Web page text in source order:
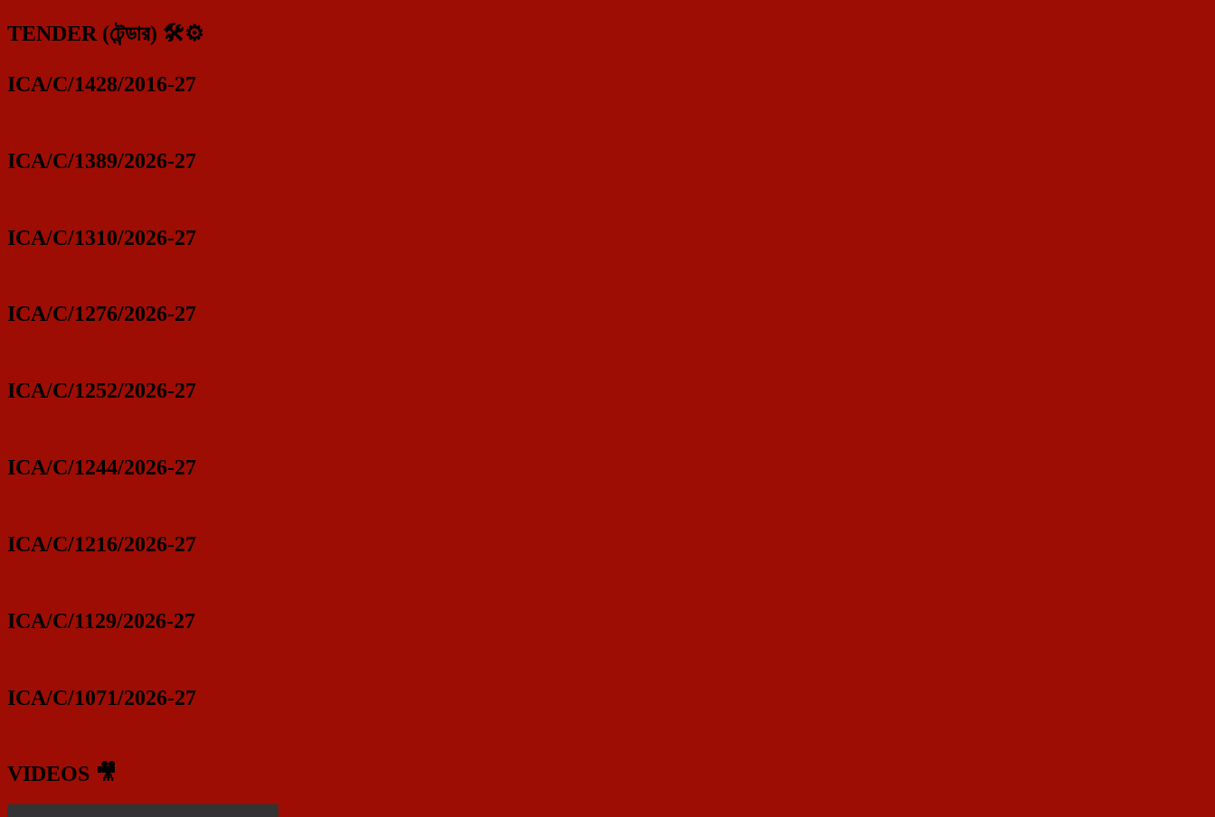
TENDER (টেন্ডার) 🛠️⚙️
ICA/C/1428/2016-27
ICA/C/1389/2026-27
ICA/C/1310/2026-27
ICA/C/1276/2026-27
ICA/C/1252/2026-27
ICA/C/1244/2026-27
ICA/C/1216/2026-27
ICA/C/1129/2026-27
ICA/C/1071/2026-27
VIDEOS 🎥